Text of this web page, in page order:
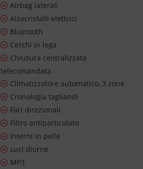
Airbag laterali
Alzacristalli elettrici
Bluetooth
Cerchi in lega
Chiusura centralizzata
telecomandata
Climatizzatore automatico, 3 zone
Cronologia tagliandi
Fari direzionali
Filtro antiparticolato
Interni in pelle
Luci diurne
MP3